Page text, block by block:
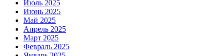
Июль 2025
Июнь 2025
Май 2025
Апрель 2025
Март 2025
Февраль 2025